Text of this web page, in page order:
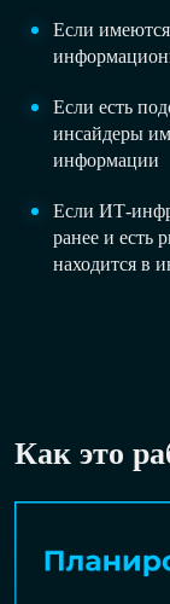
Если
Если есть
инсайдеры
информации
Если ИТ-
ранее и есть
находится в
Как это